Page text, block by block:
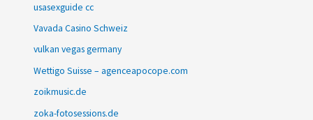
usasexguide cc
Vavada Casino Schweiz
vulkan vegas germany
Wettigo Suisse – agenceapocope.com
zoikmusic.de
zoka-fotosessions.de